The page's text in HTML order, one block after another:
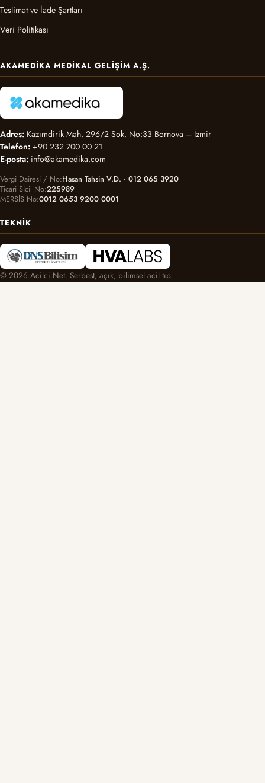
Teslimat ve İade Şartları
Veri Politikası
AKAMEDIKA MEDIKAL GELIŞIM A.Ş.
Adres: Kazımdirik Mah. 296/2 Sok. No:33 Bornova – İzmir
Telefon: +90 232 700 00 21
E-posta: info@akamedika.com
Vergi Dairesi / No Hasan Tahsin V.D. · 012 065 3920
Ticari Sicil No 225989
MERSİS No 0012 0653 9200 0001
TEKNIK
© 2026 Acilci.Net. Serbest, açık, bilimsel acil tıp.